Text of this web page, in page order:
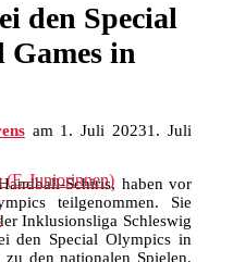
(E-Juniorinnen)
den Special
in
am 1. Juli 20231. Juli
Schiris, haben vor
teilgenommen. Sie
Inklusionsliga Schleswig
den Special Olympics in
den nationalen Spielen.